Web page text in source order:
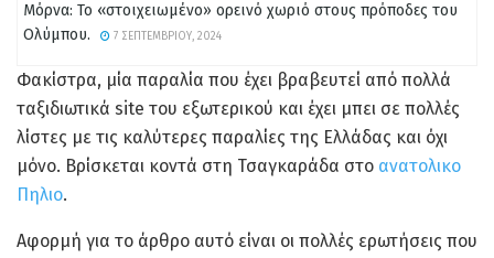
Μόρνα: Το «στοιχειωμένο» ορεινό χωριό στους πρόποδες του
Ολύμπου.
7 ΣΕΠΤΕΜΒΡΊΟΥ, 2024
Φακίστρα, μία παραλία που έχει βραβευτεί από πολλά
ταξιδιωτικά site του εξωτερικού και έχει μπει σε πολλές
λίστες με τις καλύτερες παραλίες της Ελλάδας και όχι
μόνο. Βρίσκεται κοντά στη Τσαγκαράδα στο ανατολικο
Πηλιο.
Αφορμή για το άρθρο αυτό είναι οι πολλές ερωτήσεις που